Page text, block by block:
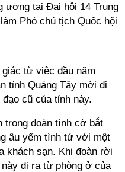
ương tại Đại hội 14 Trung
Phó chủ tịch Quốc hội
từ việc đầu năm
tỉnh Quảng Tây mời đi
cũ của tỉnh này.
trong đoàn tình cờ bắt
âu yếm tình tứ với một
khách sạn. Khi đoàn rời
đi ra từ phòng ở của